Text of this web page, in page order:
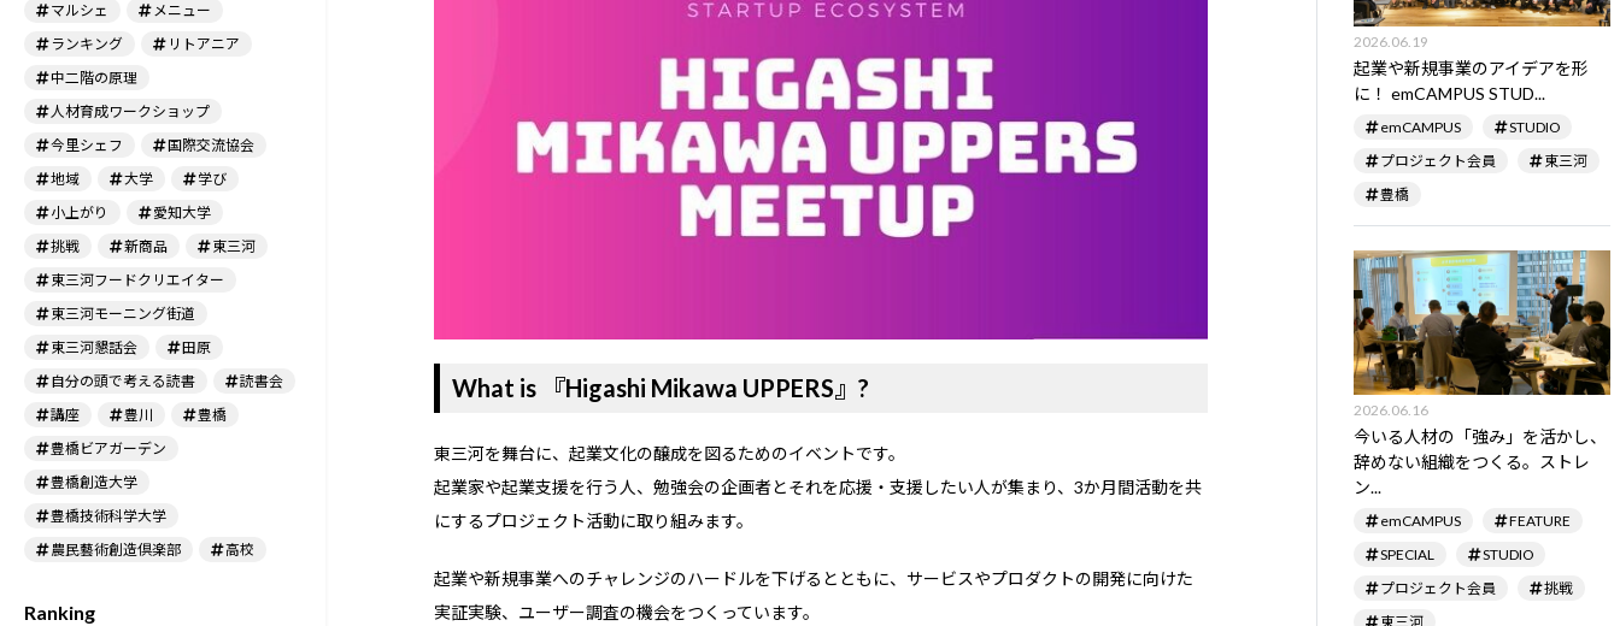
マルシェ
メニュー
ランキング
リトアニア
中二階の原理
人材育成ワークショップ
今里シェフ
国際交流協会
地域
大学
学び
小上がり
愛知大学
挑戦
新商品
東三河
東三河フードクリエイター
東三河モーニング街道
東三河懇話会
田原
自分の頭で考える読書
読書会
講座
豊川
豊橋
豊橋ビアガーデン
豊橋創造大学
豊橋技術科学大学
農民藝術創造倶楽部
高校
Ranking
What is 『Higashi Mikawa UPPERS』?
東三河を舞台に、起業文化の醸成を図るためのイベントです。
起業家や起業支援を行う人、勉強会の企画者とそれを応援・支援したい人が集まり、3か月間活動を共
にするプロジェクト活動に取り組みます。
起業や新規事業へのチャレンジのハードルを下げるとともに、サービスやプロダクトの開発に向けた
実証実験、ユーザー調査の機会をつくっています。
2026.06.19
起業や新規事業のアイデアを形
に！ emCAMPUS STUD...
emCAMPUS
STUDIO
プロジェクト会員
東三河
豊橋
2026.06.16
今いる人材の「強み」を活かし、
辞めない組織をつくる。ストレ
ン...
emCAMPUS
FEATURE
SPECIAL
STUDIO
プロジェクト会員
挑戦
東三河